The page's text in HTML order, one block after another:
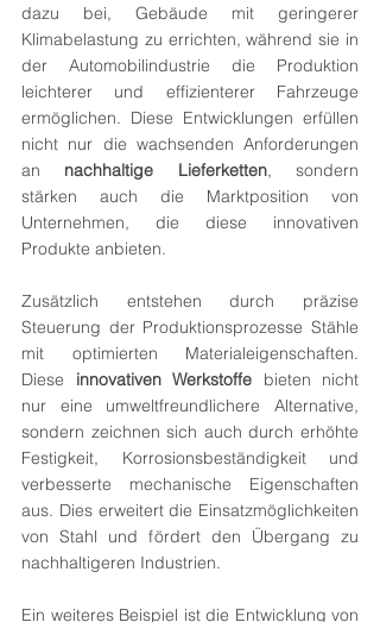
dazu bei, Gebäude mit geringerer
Klimabelastung zu errichten, während sie in
der Automobilindustrie die Produktion
leichterer und effizienterer Fahrzeuge
ermöglichen. Diese Entwicklungen erfüllen
nicht nur die wachsenden Anforderungen
an nachhaltige Lieferketten, sondern
stärken auch die Marktposition von
Unternehmen, die diese innovativen
Produkte anbieten.
Zusätzlich entstehen durch präzise
Steuerung der Produktionsprozesse Stähle
mit optimierten Materialeigenschaften.
Diese innovativen Werkstoffe bieten nicht
nur eine umweltfreundlichere Alternative,
sondern zeichnen sich auch durch erhöhte
Festigkeit, Korrosionsbeständigkeit und
verbesserte mechanische Eigenschaften
aus. Dies erweitert die Einsatzmöglichkeiten
von Stahl und fördert den Übergang zu
nachhaltigeren Industrien.